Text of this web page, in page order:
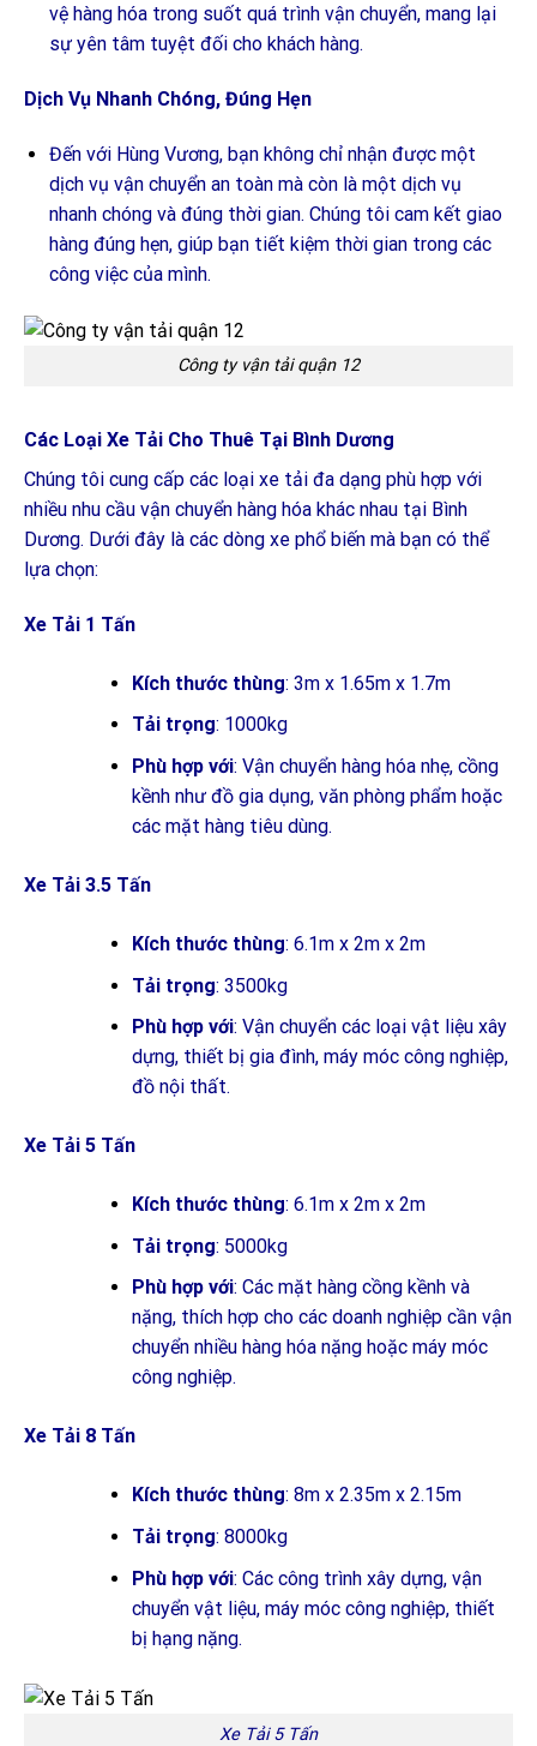
vệ hàng hóa trong suốt quá trình vận chuyển, mang lại
sự yên tâm tuyệt đối cho khách hàng.
Dịch Vụ Nhanh Chóng, Đúng Hẹn
Đến với Hùng Vương, bạn không chỉ nhận được một
dịch vụ vận chuyển an toàn mà còn là một dịch vụ
nhanh chóng và đúng thời gian. Chúng tôi cam kết giao
hàng đúng hẹn, giúp bạn tiết kiệm thời gian trong các
công việc của mình.
Công ty vận tải quận 12
Các Loại Xe Tải Cho Thuê Tại Bình Dương
Chúng tôi cung cấp các loại xe tải đa dạng phù hợp với
nhiều nhu cầu vận chuyển hàng hóa khác nhau tại Bình
Dương. Dưới đây là các dòng xe phổ biến mà bạn có thể
lựa chọn:
Xe Tải 1 Tấn
Kích thước thùng: 3m x 1.65m x 1.7m
Tải trọng: 1000kg
Phù hợp với: Vận chuyển hàng hóa nhẹ, cồng
kềnh như đồ gia dụng, văn phòng phẩm hoặc
các mặt hàng tiêu dùng.
Xe Tải 3.5 Tấn
Kích thước thùng: 6.1m x 2m x 2m
Tải trọng: 3500kg
Phù hợp với: Vận chuyển các loại vật liệu xây
dựng, thiết bị gia đình, máy móc công nghiệp,
đồ nội thất.
Xe Tải 5 Tấn
Kích thước thùng: 6.1m x 2m x 2m
Tải trọng: 5000kg
Phù hợp với: Các mặt hàng cồng kềnh và
nặng, thích hợp cho các doanh nghiệp cần vận
chuyển nhiều hàng hóa nặng hoặc máy móc
công nghiệp.
Xe Tải 8 Tấn
Kích thước thùng: 8m x 2.35m x 2.15m
Tải trọng: 8000kg
Phù hợp với: Các công trình xây dựng, vận
chuyển vật liệu, máy móc công nghiệp, thiết
bị hạng nặng.
Xe Tải 5 Tấn